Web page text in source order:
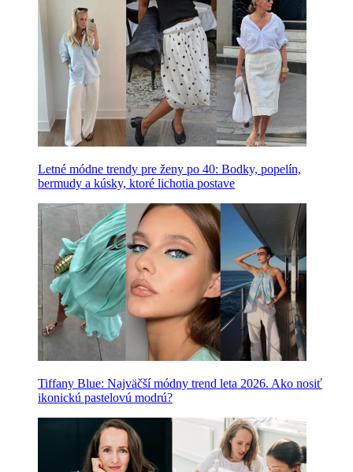
Letné módne trendy pre ženy po 40: Bodky, popelín,
bermudy a kúsky, ktoré lichotia postave
Tiffany Blue: Najväčší módny trend leta 2026. Ako nosiť
ikonickú pastelovú modrú?